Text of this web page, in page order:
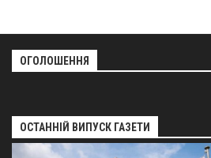
ОГОЛОШЕННЯ
ОСТАННІЙ ВИПУСК ГАЗЕТИ